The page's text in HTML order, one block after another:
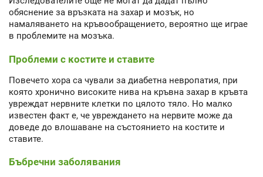
обяснение за връзката на захар и мозък, но
намаляването на кръвообращението, вероятно ще играе
в проблемите на мозъка.
Проблеми с костите и ставите
Повечето хора са чували за диабетна невропатия, при
която хронично високите нива на кръвна захар в кръвта
увреждат нервните клетки по цялото тяло. Но малко
известен факт е, че увреждането на нервите може да
доведе до влошаване на състоянието на костите и
ставите.
Бъбречни заболявания